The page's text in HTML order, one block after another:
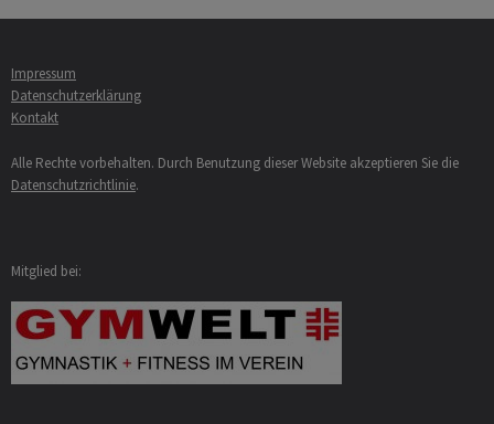
Impressum
Datenschutzerklärung
Kontakt
Alle Rechte vorbehalten. Durch Benutzung dieser Website akzeptieren Sie die
Datenschutzrichtlinie.
Mitglied bei: